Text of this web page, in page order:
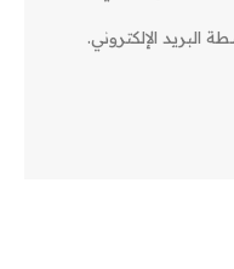
البريد الإلكتروني.